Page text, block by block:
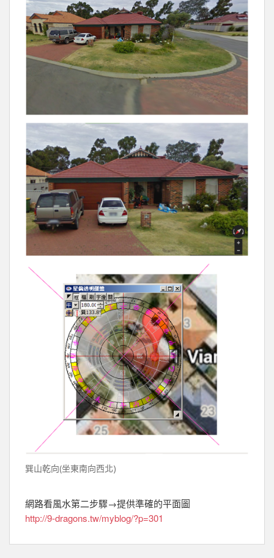
巽山乾向(坐東南向西北)
網路看風水第二步驟→提供準確的平面圖
http://9-dragons.tw/myblog/?p=301